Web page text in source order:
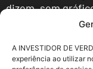
A INVESTIDOR DE
experiência ao utilizar
dizem, sem
mirabolantes ou
resultado.